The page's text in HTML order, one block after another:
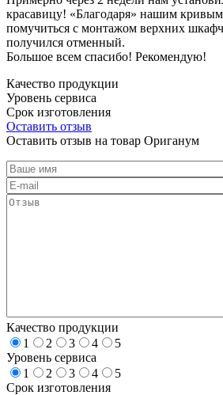
красавицу! «Благодаря» нашим
помучиться с монтажом верхних
получился отменный.
Большое всем спасибо! Рекомендую!
Качество продукции
Уровень сервиса
Срок изготовления
Оставить отзыв
Оставить отзыв на товар Ориганум
Качество продукции
1
2 3 4
5
Уровень сервиса
1
2 3 4
5
Срок изготовления